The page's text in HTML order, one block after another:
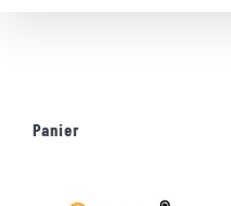
Panier